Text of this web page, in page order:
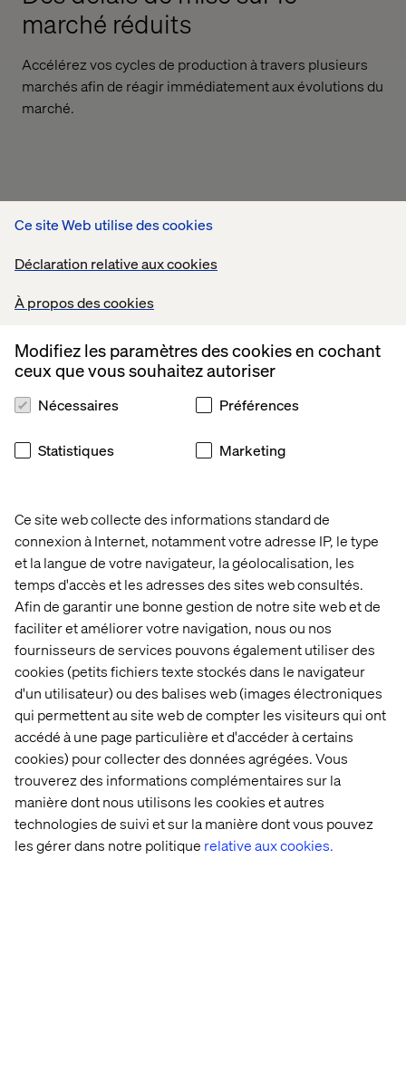
Ce site Web utilise des cookies
Déclaration relative aux cookies
À propos des cookies
Ce site web collecte des informations standard de
connexion à Internet, notamment votre adresse IP, le type
et la langue de votre navigateur, la géolocalisation, les
temps d'accès et les adresses des sites web consultés.
Afin de garantir une bonne gestion de notre site web et de
faciliter et améliorer votre navigation, nous ou nos
fournisseurs de services pouvons également utiliser des
cookies (petits fichiers texte stockés dans le navigateur
d'un utilisateur) ou des balises web (images électroniques
qui permettent au site web de compter les visiteurs qui ont
accédé à une page particulière et d'accéder à certains
cookies) pour collecter des données agrégées. Vous
trouverez des informations complémentaires sur la
manière dont nous utilisons les cookies et autres
technologies de suivi et sur la manière dont vous pouvez
les gérer dans notre politique relative aux cookies.
Modifiez les paramètres des cookies en cochant
ceux que vous souhaitez autoriser
Nécessaires Préférences
Statistiques Marketing
marché réduits
Accélérez vos cycles de production à travers plusieurs
marchés afin de réagir immédiatement aux évolutions du
marché.
Une meilleure maîtrise des
coûts
Réduisez vos coûts de production de 66 à 90 % et
cohérent et conforme à votre marque.
Davantage de temps consacré
à la création